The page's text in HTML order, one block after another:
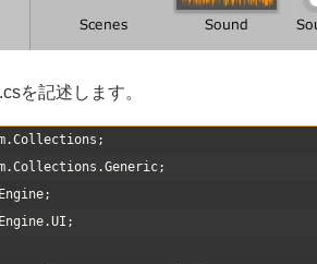
を記述します。
.Collections ;
.Collections .Generic;
;
.UI ;